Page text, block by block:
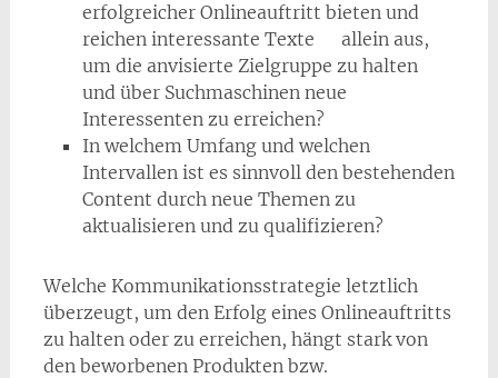
erfolgreicher Onlineauftritt bieten und
reichen interessante Texte allein aus,
um die anvisierte Zielgruppe zu halten
und über Suchmaschinen neue
Interessenten zu erreichen?
In welchem Umfang und welchen
Intervallen ist es sinnvoll den bestehenden
Content durch neue Themen zu
aktualisieren und zu qualifizieren?
Welche Kommunikationsstrategie letztlich
überzeugt, um den Erfolg eines Onlineauftritts
zu halten oder zu erreichen, hängt stark von
den beworbenen Produkten bzw.